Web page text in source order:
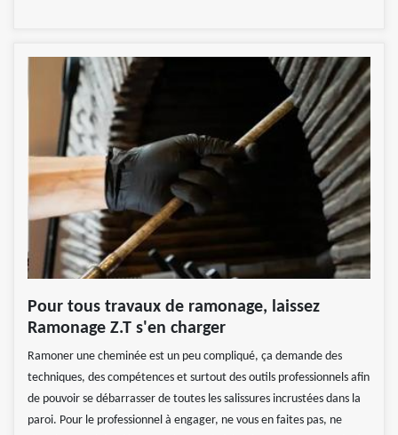
Pour tous travaux de ramonage, laissez
Ramonage Z.T s'en charger
Ramoner une cheminée est un peu compliqué, ça demande des
techniques, des compétences et surtout des outils professionnels afin
de pouvoir se débarrasser de toutes les salissures incrustées dans la
paroi. Pour le professionnel à engager, ne vous en faites pas, ne